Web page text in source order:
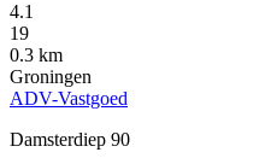
4.1
19
0.3 km
Groningen
ADV-Vastgoed
Damsterdiep 90